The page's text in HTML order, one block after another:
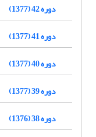
دوره 42 (1377)
دوره 41 (1377)
دوره 40 (1377)
دوره 39 (1377)
دوره 38 (1376)